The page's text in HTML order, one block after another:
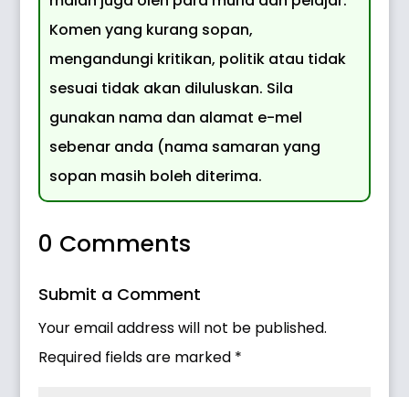
Komen yang kurang sopan,
mengandungi kritikan, politik atau tidak
sesuai tidak akan diluluskan. Sila
gunakan nama dan alamat e-mel
sebenar anda (nama samaran yang
sopan masih boleh diterima.
0 Comments
Submit a Comment
Your email address will not be published.
Required fields are marked *